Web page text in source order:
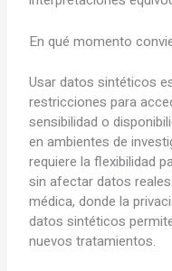
En qué momento
Usar datos sintéticos
restricciones para
sensibilidad o
en ambientes de
requiere la flexibilidad
sin afectar datos
médica, donde la
datos sintéticos
nuevos tratamientos.